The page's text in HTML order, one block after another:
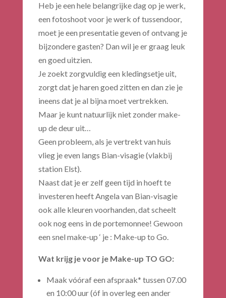
Heb je een hele belangrijke dag op je werk,
een fotoshoot voor je werk of tussendoor,
moet je een presentatie geven of ontvang je
bijzondere gasten? Dan wil je er graag leuk
en goed uitzien.
Je zoekt zorgvuldig een kledingsetje uit,
zorgt dat je haren goed zitten en dan zie je
ineens dat je al bijna moet vertrekken.
Maar je kunt natuurlijk niet zonder make-
up de deur uit…
Geen probleem, als je vertrekt van huis
vlieg je even langs Bian-visagie (vlakbij
station Elst).
Naast dat je er zelf geen tijd in hoeft te
investeren heeft Angela van Bian-visagie
ook alle kleuren voorhanden, dat scheelt
ook nog eens in de portemonnee! Gewoon
een snel make-up ‘ je : Make-up to Go.
Wat krijg je voor je Make-up TO GO:
Maak vóóraf een afspraak* tussen 07.00
en 10:00 uur (óf in overleg een ander